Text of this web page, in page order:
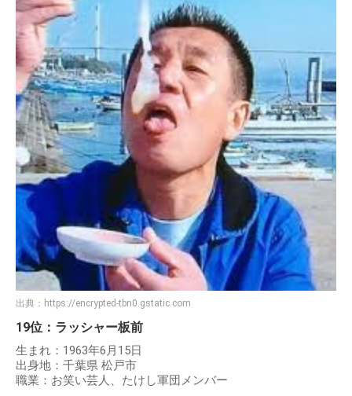
出典： https://encrypted-tbn0.gstatic.com
19位：ラッシャー板前
生まれ：1963年6月15日
出身地：千葉県 松戸市
職業：お笑い芸人、たけし軍団メンバー